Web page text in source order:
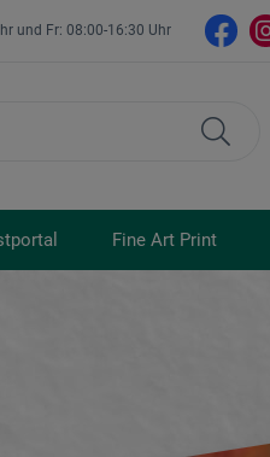
und Fr: 08:00-16:30 Uhr
Fine Art Print